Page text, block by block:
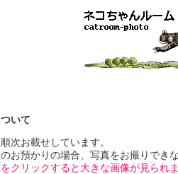
いて
次お載せしています。
お預かりの場合、写真をお撮りでき
クリックすると大きな画像が見られま